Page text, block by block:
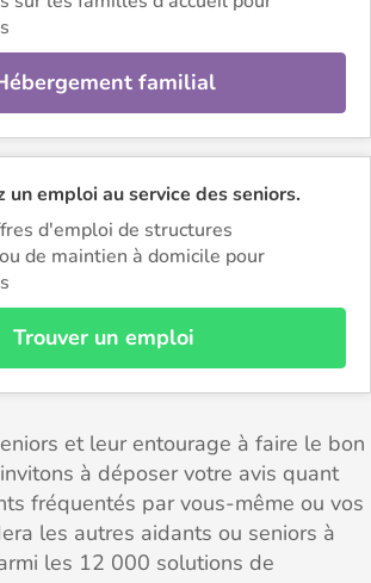
familial
un emploi au service des seniors.
d'emploi de structures
de maintien à domicile pour
Trouver un emploi
et leur entourage à faire le bon
à déposer votre avis quant
fréquentés par vous-même ou vos
les autres aidants ou seniors à
les 12 000 solutions de